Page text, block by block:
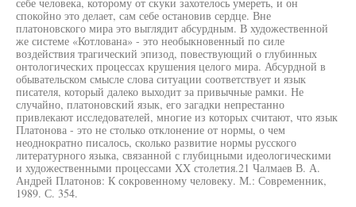
спокойно это делает, сам себе остановив сердце. Вне
платоновского мира это выглядит абсурдным. В художественной
же системе «Котлована» - это необыкновенный по силе
воздействия трагический эпизод, повествующий о глубинных
онтологических процессах крушения целого мира. Абсурдной в
обывательском смысле слова ситуации соответствует и язык
писателя, который далеко выходит за привычные рамки. Не
случайно, платоновский язык, его загадки непрестанно
привлекают исследователей, многие из которых считают, что язык
Платонова - это не столько отклонение от нормы, о чем
неоднократно писалось, сколько развитие нормы русского
литературного языка, связанной с глубицными идеологическими
и художественными процессами XX столетия.21 Чалмаев В. А.
Андрей Платонов: К сокровенному человеку. М.: Современник,
1989. С. 354.